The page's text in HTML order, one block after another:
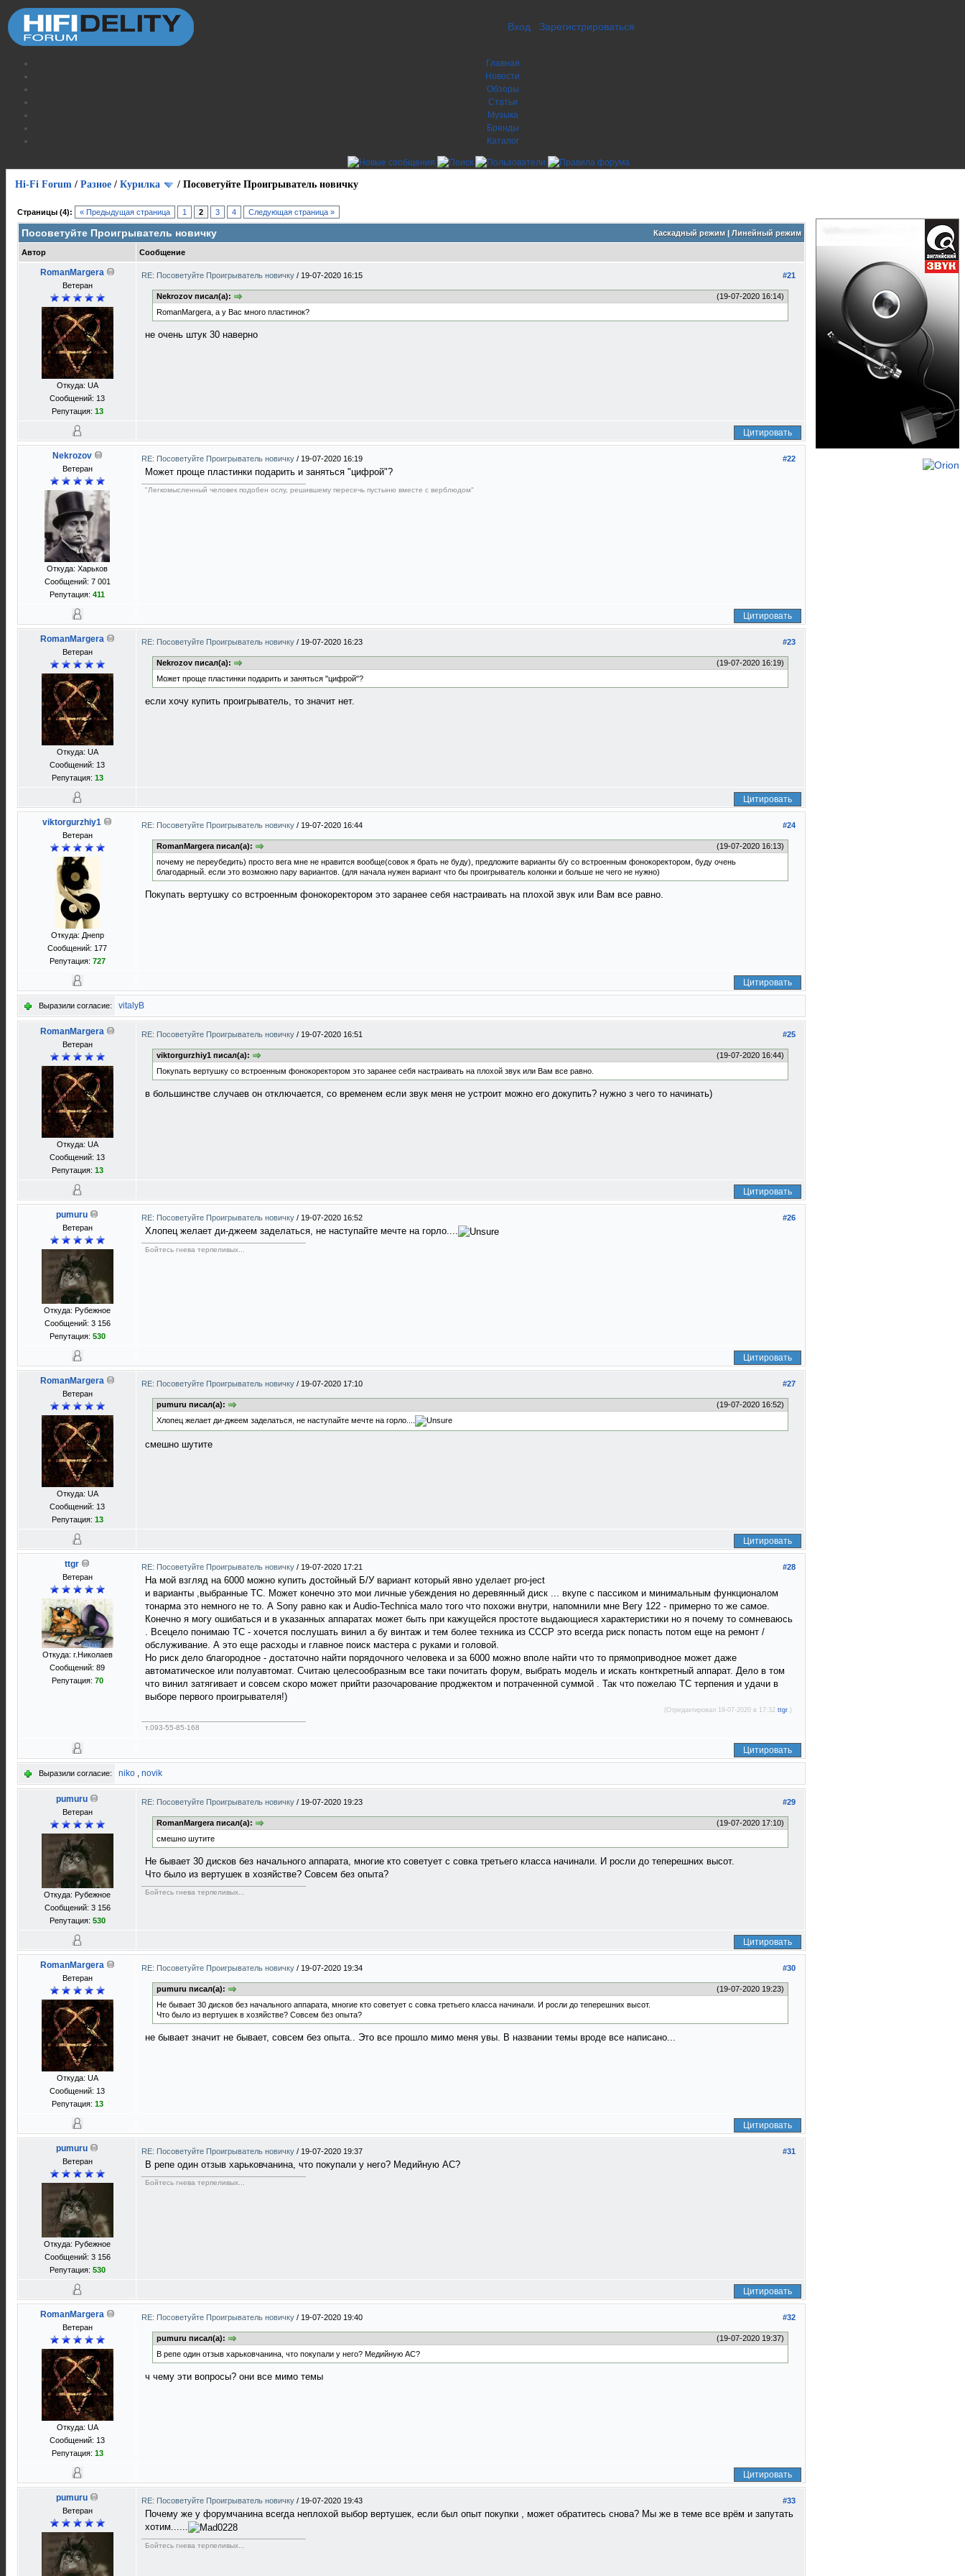
Вход Зарегистрироваться
Главная
Новости
Обзоры
Статьи
Музыка
Бренды
Каталог
Hi-Fi Forum / Разное / Курилка / Посоветуйте Проигрыватель новичку
Страницы (4): « Предыдущая страница 1 2 3 4 Следующая страница »
Каскадный режим| Линейный режим
Посоветуйте Проигрыватель новичку
Автор Сообщение
RomanMargera
Ветеран
Откуда: UA
Сообщений: 13
Репутация: 13
#21
RE: Посоветуйте Проигрыватель новичку / 19-07-2020 16:15
(19-07-2020 16:14)
Nekrozov писал(а):
RomanMargera, а у Вас много пластинок?
не очень штук 30 наверно
Цитировать
Nekrozov
Ветеран
Откуда: Харьков
Сообщений: 7 001
Репутация: 411
#22
RE: Посоветуйте Проигрыватель новичку / 19-07-2020 16:19
Может проще пластинки подарить и заняться "цифрой"?
"Легкомысленный человек подобен ослу, решившему пересечь пустыню вместе с верблюдом"
Цитировать
RomanMargera
Ветеран
Откуда: UA
Сообщений: 13
Репутация: 13
#23
RE: Посоветуйте Проигрыватель новичку / 19-07-2020 16:23
(19-07-2020 16:19)
Nekrozov писал(а):
Может проще пластинки подарить и заняться "цифрой"?
если хочу купить проигрыватель, то значит нет.
Цитировать
viktorgurzhiy1
Ветеран
Откуда: Днепр
Сообщений: 177
Репутация: 727
#24
RE: Посоветуйте Проигрыватель новичку / 19-07-2020 16:44
(19-07-2020 16:13)
RomanMargera писал(а):
почему не переубедить) просто вега мне не нравится вообще(совок я брать не буду), предложите варианты б/у со встроенным фонокоректором, буду очень
благодарный. если это возможно пару вариантов. (для начала нужен вариант что бы проигрыватель колонки и больше не чего не нужно)
Покупать вертушку со встроенным фонокоректором это заранее себя настраивать на плохой звук или Вам все равно.
Цитировать
Выразили согласие: vitalyB
RomanMargera
Ветеран
Откуда: UA
Сообщений: 13
Репутация: 13
#25
RE: Посоветуйте Проигрыватель новичку / 19-07-2020 16:51
(19-07-2020 16:44)
viktorgurzhiy1 писал(а):
Покупать вертушку со встроенным фонокоректором это заранее себя настраивать на плохой звук или Вам все равно.
в большинстве случаев он отключается, со временем если звук меня не устроит можно его докупить? нужно з чего то начинать)
Цитировать
pumuru
Ветеран
Откуда: Рубежное
Сообщений: 3 156
Репутация: 530
#26
RE: Посоветуйте Проигрыватель новичку / 19-07-2020 16:52
Хлопец желает ди-джеем заделаться, не наступайте мечте на горло....
Бойтесь гнева терпеливых...
Цитировать
RomanMargera
Ветеран
Откуда: UA
Сообщений: 13
Репутация: 13
#27
RE: Посоветуйте Проигрыватель новичку / 19-07-2020 17:10
(19-07-2020 16:52)
pumuru писал(а):
Хлопец желает ди-джеем заделаться, не наступайте мечте на горло....
смешно шутите
Цитировать
ttgr
Ветеран
Откуда: г.Николаев
Сообщений: 89
Репутация: 70
#28
RE: Посоветуйте Проигрыватель новичку / 19-07-2020 17:21
На мой взгляд на 6000 можно купить достойный Б/У вариант который явно уделает pro-ject
и варианты ,выбранные ТС. Может конечно это мои личные убеждения но деревянный диск ... вкупе с пассиком и минимальным функционалом
тонарма это немного не то. А Sony равно как и Audio-Technica мало того что похожи внутри, напомнили мне Вегу 122 - примерно то же самое.
Конечно я могу ошибаться и в указанных аппаратах может быть при кажущейся простоте выдающиеся характеристики но я почему то сомневаюсь
. Всецело понимаю ТС - хочется послушать винил а бу винтаж и тем более техника из СССР это всегда риск попасть потом еще на ремонт /
обслуживание. А это еще расходы и главное поиск мастера с руками и головой.
Но риск дело благородное - достаточно найти порядочного человека и за 6000 можно вполе найти что то прямоприводное может даже
автоматическое или полуавтомат. Считаю целесообразным все таки почитать форум, выбрать модель и искать конткретный аппарат. Дело в том
что винил затягивает и совсем скоро может прийти разочарование проджектом и потраченной суммой . Так что пожелаю ТС терпения и удачи в
выборе первого проигрывателя!)
(Отредактировал 19-07-2020 в 17:32 ttgr.)
т.093-55-85-168
Цитировать
Выразили согласие: niko , novik
pumuru
Ветеран
Откуда: Рубежное
Сообщений: 3 156
Репутация: 530
#29
RE: Посоветуйте Проигрыватель новичку / 19-07-2020 19:23
(19-07-2020 17:10)
RomanMargera писал(а):
смешно шутите
Не бывает 30 дисков без начального аппарата, многие кто советует с совка третьего класса начинали. И росли до теперешних высот.
Что было из вертушек в хозяйстве? Совсем без опыта?
Бойтесь гнева терпеливых...
Цитировать
RomanMargera
Ветеран
Откуда: UA
Сообщений: 13
Репутация: 13
#30
RE: Посоветуйте Проигрыватель новичку / 19-07-2020 19:34
(19-07-2020 19:23)
pumuru писал(а):
Не бывает 30 дисков без начального аппарата, многие кто советует с совка третьего класса начинали. И росли до теперешних высот.
Что было из вертушек в хозяйстве? Совсем без опыта?
не бывает значит не бывает, совсем без опыта.. Это все прошло мимо меня увы. В названии темы вроде все написано...
Цитировать
pumuru
Ветеран
Откуда: Рубежное
Сообщений: 3 156
Репутация: 530
#31
RE: Посоветуйте Проигрыватель новичку / 19-07-2020 19:37
В репе один отзыв харьковчанина, что покупали у него? Медийную АС?
Бойтесь гнева терпеливых...
Цитировать
RomanMargera
Ветеран
Откуда: UA
Сообщений: 13
Репутация: 13
#32
RE: Посоветуйте Проигрыватель новичку / 19-07-2020 19:40
(19-07-2020 19:37)
pumuru писал(а):
В репе один отзыв харьковчанина, что покупали у него? Медийную АС?
ч чему эти вопросы? они все мимо темы
Цитировать
pumuru
Ветеран
#33
RE: Посоветуйте Проигрыватель новичку / 19-07-2020 19:43
Почему же у форумчанина всегда неплохой выбор вертушек, если был опыт покупки , может обратитесь снова? Мы же в теме все врём и запутать
хотим......
Бойтесь гнева терпеливых...